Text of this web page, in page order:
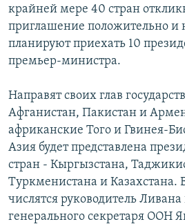
крайней мере 40 стран
приглашение положительно и
планируют приехать 10
премьер-министра.
Направят своих глав
Афганистан, Пакистан и
африканские Того и Гвинея-
Азия будет представлена
стран - Кыргызстана,
Туркменистана и Казахстана.
числятся руководитель
генерального секретаря ООН